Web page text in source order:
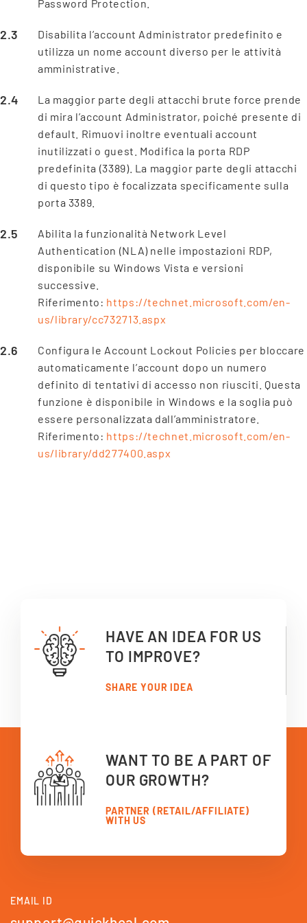
Password Protection.
Disabilita l’account Administrator predefinito e
utilizza un nome account diverso per le attività
amministrative.
La maggior parte degli attacchi brute force prende
di mira l’account Administrator, poiché presente di
default. Rimuovi inoltre eventuali account
inutilizzati o guest. Modifica la porta RDP
predefinita (3389). La maggior parte degli attacchi
di questo tipo è focalizzata specificamente sulla
porta 3389.
Abilita la funzionalità Network Level
Authentication (NLA) nelle impostazioni RDP,
disponibile su Windows Vista e versioni
successive.
Riferimento: https://technet.microsoft.com/en-
us/library/cc732713.aspx
Configura le Account Lockout Policies per bloccare
automaticamente l’account dopo un numero
definito di tentativi di accesso non riusciti. Questa
funzione è disponibile in Windows e la soglia può
essere personalizzata dall’amministratore.
Riferimento: https://technet.microsoft.com/en-
us/library/dd277400.aspx
HAVE AN IDEA FOR US
TO IMPROVE?
SHARE YOUR IDEA
WANT TO BE A PART OF
OUR GROWTH?
PARTNER (RETAIL/AFFILIATE)
WITH US
EMAIL ID